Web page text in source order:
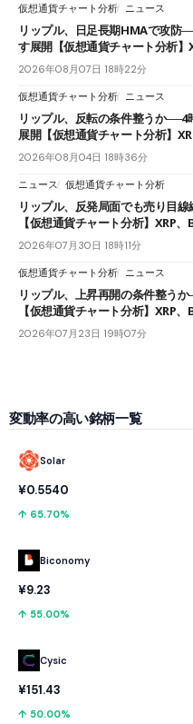
仮想通貨チャート分析 ニュース
リップル、日足長期HMAで攻防
す展開【仮想通貨チャート分析】
2026年08月07日 18時22分
仮想通貨チャート分析 ニュース
リップル、反転の条件整うか
展開【仮想通貨チャート分析】
2026年08月04日 18時36分
ニュース 仮想通貨チャート分析
リップル、反発局面でも売り目
【仮想通貨チャート分析】XRP
2026年07月30日 18時11分
仮想通貨チャート分析 ニュース
リップル、上昇再開の条件整う
【仮想通貨チャート分析】XRP
2026年07月23日 19時07分
変動率の高い銘柄一覧
Solar
¥0.5540
↑ 65.70%
Biconomy
¥9.23
↑ 55.00%
Cysic
¥151.43
↑ 50.00%